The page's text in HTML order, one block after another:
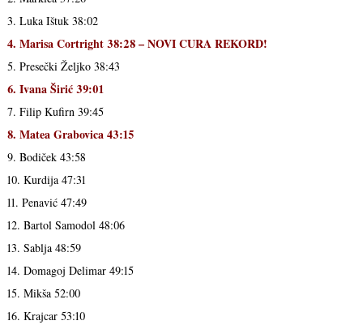
3. Luka Ištuk 38:02
4. Marisa Cortright 38:28 – NOVI CURA REKORD!
5. Presečki Željko 38:43
6. Ivana Širić 39:01
7. Filip Kufirn 39:45
8. Matea Grabovica 43:15
9. Bodiček 43:58
10. Kurdija 47:31
11. Penavić 47:49
12. Bartol Samodol 48:06
13. Sablja 48:59
14. Domagoj Delimar 49:15
15. Mikša 52:00
16. Krajcar 53:10